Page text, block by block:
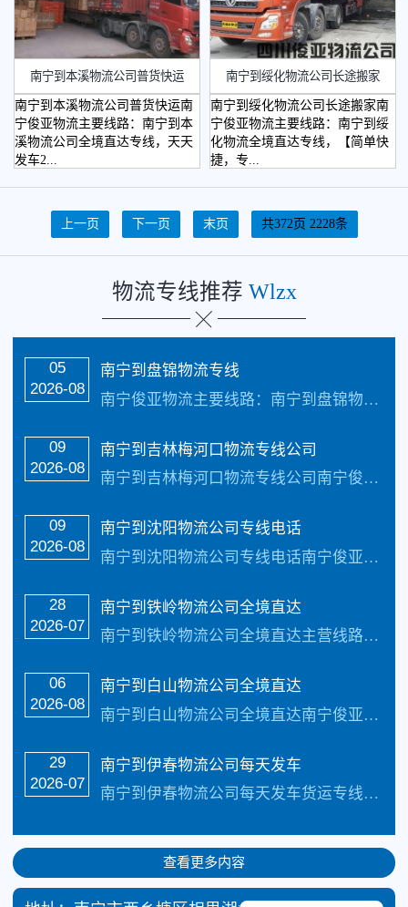
南宁到本溪物流公司普货快运
南宁到本溪物流公司普货快运南
宁俊亚物流主要线路：南宁到本
溪物流公司全境直达专线，天天
发车2...
南宁到绥化物流公司长途搬家
南宁到绥化物流公司长途搬家南
宁俊亚物流主要线路：南宁到绥
化物流全境直达专线，【简单快
捷，专...
上一页 下一页 末页 共372页 2228条
物流专线推荐 Wlzx
05
2026-08
南宁到盘锦物流专线
南宁俊亚物流主要线路：南宁到盘锦物流专线全境直达，直达区域：盘山县、双台子区、兴隆台区、大洼区天天发车24小时服务热线电话：（133-5002-3601）2-3天可以安全把货物送货到致力于打造最优质的南宁到盘锦物流专线公司服务。 南宁到盘锦物流专线具体操作流程： 服务项目：整车运输, 零担运输, 普货运...…
09
2026-08
南宁到吉林梅河口物流专线公司
南宁到吉林梅河口物流专线公司南宁俊亚物流主要线路：南宁到吉林物流公司全境直达专线，天天发车24小时服务热线电话：（133-5002-3601）2-3天可以安全把货物送货到以下地址：南宁市、吉林市、四平市、辽源市、通化市、白山市、松原市、白城市致力于打造最优质的南宁到吉林物流公司专线服务。 南宁到吉林梅河口物流专线...…
09
2026-08
南宁到沈阳物流公司专线电话
南宁到沈阳物流公司专线电话南宁俊亚物流主要线路：南宁到沈阳物流公司全境直达专线，天天发车24小时服务热线电话：（133-5002-3601）2-3天可以安全把货…
28
2026-07
南宁到铁岭物流公司全境直达
南宁到铁岭物流公司全境直达主营线路：南宁到铁岭物流专线公司。每天发车，三到4天可以安全把货物送货到以下地址：银州区、清河区、调兵山市、开原市、铁岭县、西丰县、昌图县力于打造普及全国健全的零担物流及整车物流网路，实现门到门物流运输最优质的南宁到铁岭物流专线公司我们秉承着“专业性、热诚、便捷”的服务精神。南宁到铁岭物流公司...…
06
2026-08
南宁到白山物流公司全境直达
南宁到白山物流公司全境直达南宁俊亚物流主要线路：南宁到白山物流公司全境直达专线，天天发车24小时服务热线电话：（133-5002-3601）2-3天可以安全把货物送货到以下地址：浑江区、江源区、临江市、靖宇县、抚松县、长白朝鲜族自治县。致力于打造最优质的南宁到白山物流公司专线服务。 南宁到白山物流公司全境直达，具...…
29
2026-07
南宁到伊春物流公司每天发车
南宁到伊春物流公司每天发车货运专线是指提供从南宁到伊春的货物运输服务的公司。南宁俊亚物流主要线路：南宁到伊春物流全境直达专线，【简单快捷，专线直达，天天发车】2…
查看更多内容